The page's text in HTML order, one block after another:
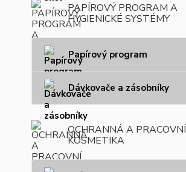
PAPÍROVÝ PROGRAM A
HYGIENICKÉ SYSTÉMY
Papírový program
Dávkovače a zásobníky
OCHRANNÁ A PRACOVNÍ
KOSMETIKA